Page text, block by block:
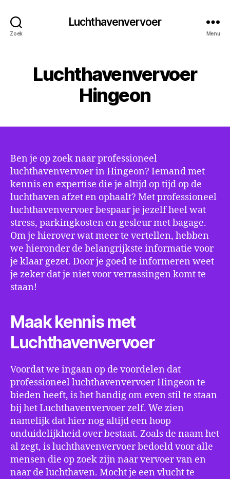
Zoek
Luchthavenvervoer
Menu
Luchthavenvervoer
Hingeon
Ben je op zoek naar professioneel
luchthavenvervoer in Hingeon? Iemand met
kennis en expertise die je altijd op tijd op de
luchthaven afzet en ophaalt? Met professioneel
luchthavenvervoer bespaar je jezelf heel wat
stress, parkingkosten en gesleur met bagage.
Om je hierover wat meer te vertellen, hebben
we hieronder de belangrijkste informatie voor
je klaar gezet. Door je goed te informeren weet
je zeker dat je niet voor verrassingen komt te
staan!
Maak kennis met
Luchthavenvervoer
Voordat we ingaan op de voordelen dat
professioneel luchthavenvervoer Hingeon te
bieden heeft, is het handig om even stil te staan
bij het Luchthavenvervoer zelf. We zien
namelijk dat hier nog altijd een hoop
onduidelijkheid over bestaat. Zoals de naam het
al zegt, is luchthavenvervoer bedoeld voor alle
mensen die op zoek zijn naar vervoer van en
naar de luchthaven. Mocht je een vlucht te